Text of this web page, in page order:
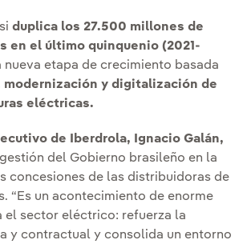
duplica los 27.500 millones de
en el último quinquenio (2021-
nueva etapa de crecimiento basada
modernización y digitalización de
eléctricas.
de Iberdrola, Ignacio Galán,
del Gobierno brasileño en la
concesiones de las distribuidoras de
“Es un acontecimiento de enorme
el sector eléctrico: refuerza la
y contractual y consolida un entorno